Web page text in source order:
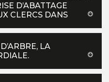
D’ABATTAGE
CLERCS DANS
LA